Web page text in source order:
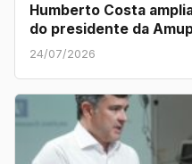
Humberto Costa
do presidente da
24/07/2026